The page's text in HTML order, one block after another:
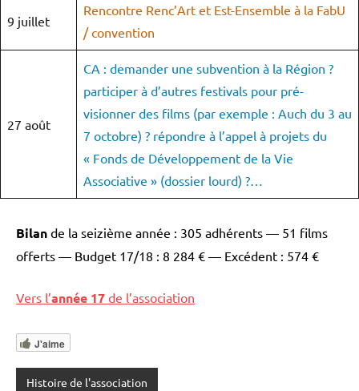
9 juillet
Rencontre Renc’Art et Est-Ensemble à la FabU
/ convention
27 août
CA : demander une subvention à la Région ?
participer à d’autres festivals pour pré-
visionner des films (par exemple : Auch du 3 au
7 octobre) ? répondre à l’appel à projets du
« Fonds de Développement de la Vie
Associative » (dossier lourd) ?…
Bilan de la seizième année : 305 adhérents — 51 films
offerts — Budget 17/18 : 8 284 € — Excédent : 574 €
Vers l’année 17 de l’association
J'aime
Histoire de l'association